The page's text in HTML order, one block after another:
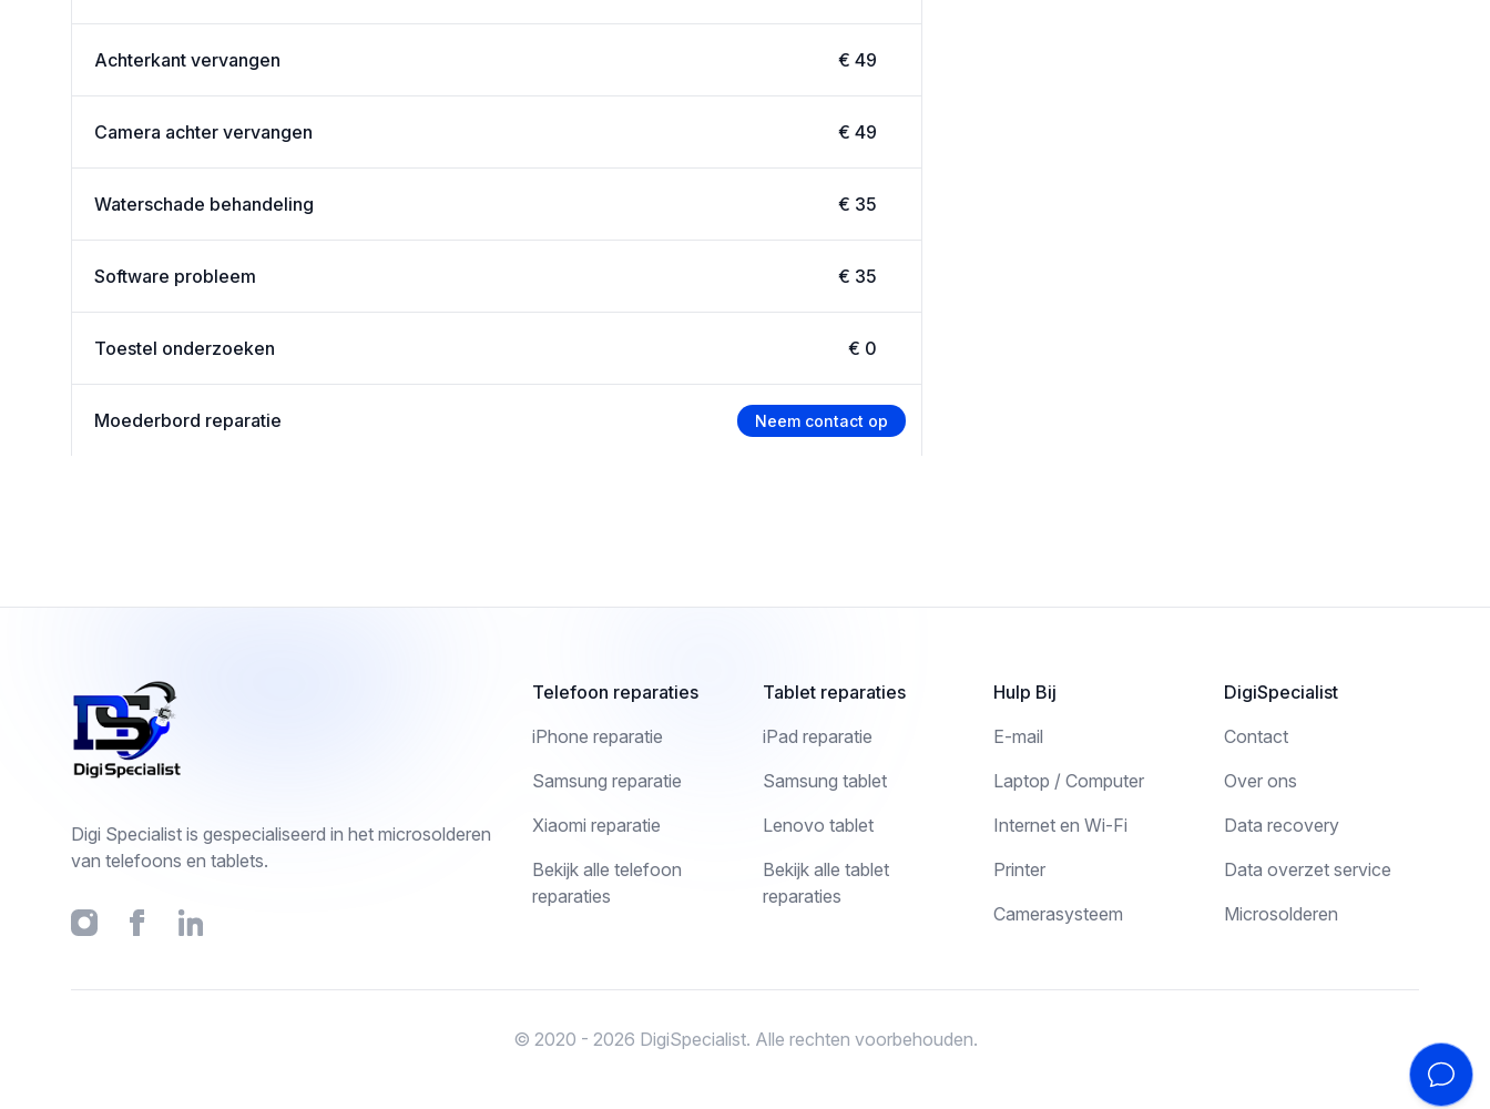
Achterkant vervangen € 49
Camera achter vervangen € 49
Waterschade behandeling € 35
Software probleem € 35
Toestel onderzoeken € 0
Moederbord reparatie Neem contact op
Digi Specialist is gespecialiseerd in het microsolderen
van telefoons en tablets.
InstagramFacebookLinkedin
Telefoon reparaties
iPhone reparatie
Samsung reparatie
Xiaomi reparatie
Bekijk alle telefoon
reparaties
Tablet reparaties
iPad reparatie
Samsung tablet
Lenovo tablet
Bekijk alle tablet
reparaties
Hulp Bij
E-mail
Laptop / Computer
Internet en Wi-Fi
Printer
Camerasysteem
DigiSpecialist
Contact
Over ons
Data recovery
Data overzet service
Microsolderen
© 2020 - 2026 DigiSpecialist. Alle rechten voorbehouden.